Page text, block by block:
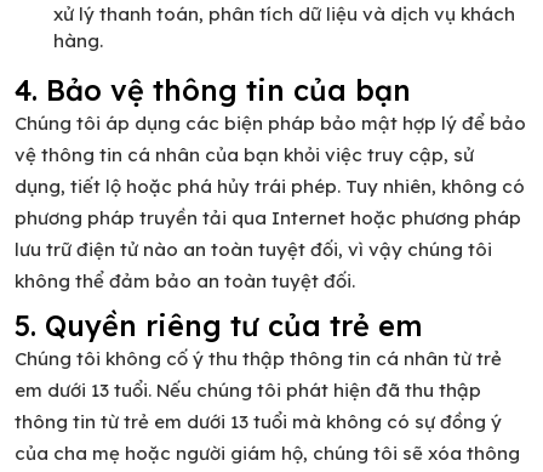
xử lý thanh toán, phân tích dữ liệu và dịch vụ khách
hàng.
4. Bảo vệ thông tin của bạn
Chúng tôi áp dụng các biện pháp bảo mật hợp lý để bảo
vệ thông tin cá nhân của bạn khỏi việc truy cập, sử
dụng, tiết lộ hoặc phá hủy trái phép. Tuy nhiên, không có
phương pháp truyền tải qua Internet hoặc phương pháp
lưu trữ điện tử nào an toàn tuyệt đối, vì vậy chúng tôi
không thể đảm bảo an toàn tuyệt đối.
5. Quyền riêng tư của trẻ em
Chúng tôi không cố ý thu thập thông tin cá nhân từ trẻ
em dưới 13 tuổi. Nếu chúng tôi phát hiện đã thu thập
thông tin từ trẻ em dưới 13 tuổi mà không có sự đồng ý
của cha mẹ hoặc người giám hộ, chúng tôi sẽ xóa thông